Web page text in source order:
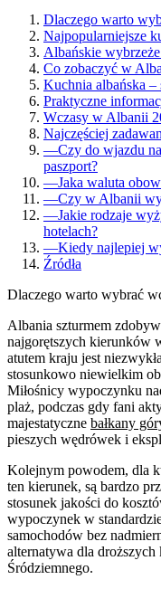
Dlaczego warto
Najpopularniejsze
Albańskie
Co zobaczyć w
Kuchnia albańska
Praktyczne
Wczasy w Albanii
Najczęściej
—Czy do wjazdu
paszport?
—Jaka waluta
—Czy w Albanii
—Jakie rodzaje
hotelach?
—Kiedy najlepiej
Źródła
Dlaczego warto wybrać
Albania szturmem
najgorętszych kierunków
atutem kraju jest
stosunkowo niewielkim
Miłośnicy wypoczynku
plaż, podczas gdy fani
majestatyczne bałkany
pieszych wędrówek i
Kolejnym powodem, dla
ten kierunek, są bardzo
stosunek jakości do
wypoczynek w
samochodów bez
alternatywa dla
Śródziemnego.